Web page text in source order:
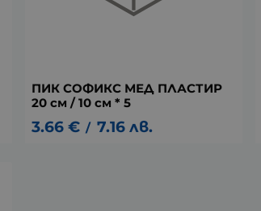
ПИК СОФИКС МЕД ПЛАСТИР
20 см / 10 см * 5
3.66 € / 7.16 лв.